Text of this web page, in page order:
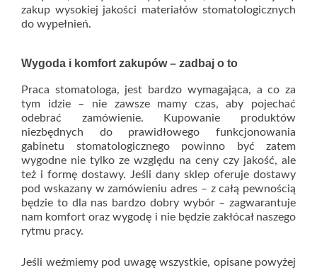
zakup wysokiej jakości materiałów stomatologicznych
do wypełnień.
Wygoda i komfort zakupów – zadbaj o to
Praca stomatologa, jest bardzo wymagająca, a co za
tym idzie – nie zawsze mamy czas, aby pojechać
odebrać zamówienie. Kupowanie produktów
niezbędnych do prawidłowego funkcjonowania
gabinetu stomatologicznego powinno być zatem
wygodne nie tylko ze względu na ceny czy jakość, ale
też i formę dostawy. Jeśli dany sklep oferuje dostawy
pod wskazany w zamówieniu adres – z całą pewnością
będzie to dla nas bardzo dobry wybór – zagwarantuje
nam komfort oraz wygodę i nie będzie zakłócał naszego
rytmu pracy.
Jeśli weźmiemy pod uwagę wszystkie, opisane powyżej